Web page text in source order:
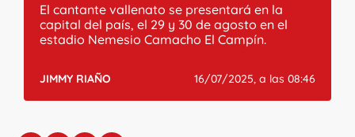
El cantante vallenato se presentará en la
capital del país, el 29 y 30 de agosto en el
estadio Nemesio Camacho El Campín.
JIMMY RIAÑO 16/07/2025, a las 08:46